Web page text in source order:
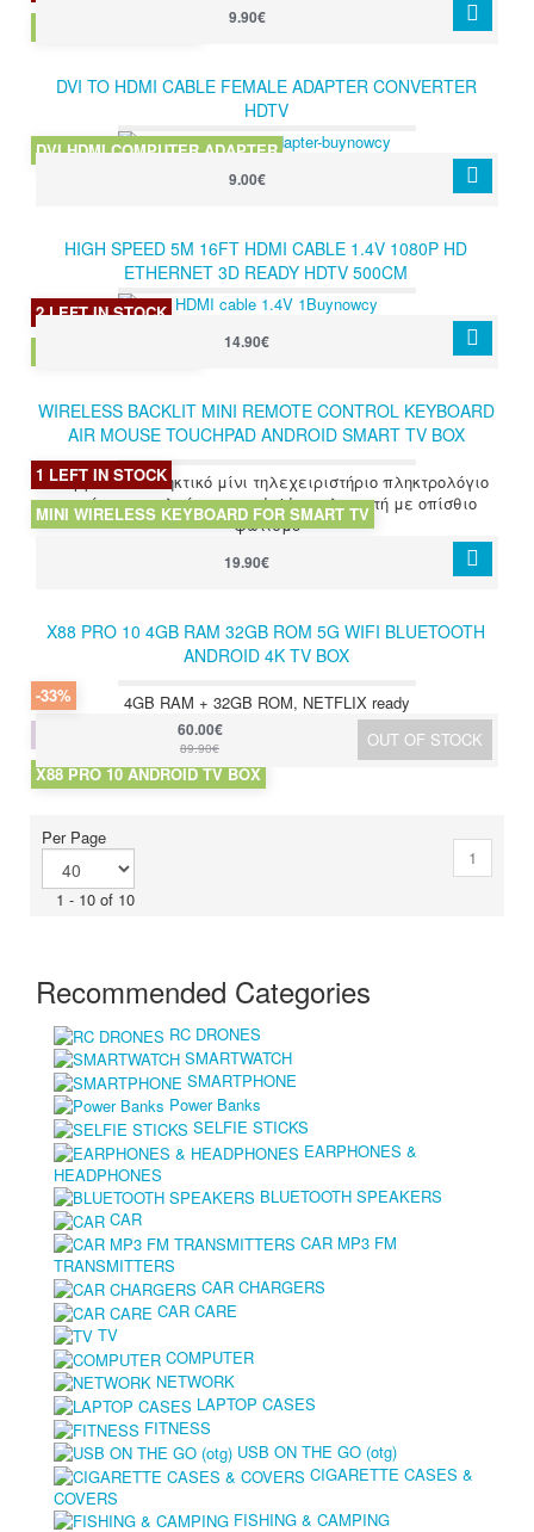
9.90€
DVI TO HDMI CABLE FEMALE ADAPTER CONVERTER
HDTV
DVI HDMI COMPUTER ADAPTER
9.00€
HIGH SPEED 5M 16FT HDMI CABLE 1.4V 1080P HD
ETHERNET 3D READY HDTV 500CM
2 LEFT IN STOCK
14.90€
WIRELESS BACKLIT MINI REMOTE CONTROL KEYBOARD
AIR MOUSE TOUCHPAD ANDROID SMART TV BOX
Ασύρματο εκπληκτικό μίνι τηλεχειριστήριο πληκτρολόγιο
ποντίκι για τηλεόραση, android, υπολογιστή με οπίσθιο
φωτισμό
1 LEFT IN STOCK
MINI WIRELESS KEYBOARD FOR SMART TV
19.90€
X88 PRO 10 4GB RAM 32GB ROM 5G WIFI BLUETOOTH
ANDROID 4K TV BOX
4GB RAM + 32GB ROM, NETFLIX ready
-33%
X88 PRO 10 ANDROID TV BOX
OUT OF STOCK
60.00€
89.90€
Per Page
1 - 10 of 10
1
Recommended Categories
RC DRONES
SMARTWATCH
SMARTPHONE
Power Banks
SELFIE STICKS
EARPHONES &
HEADPHONES
BLUETOOTH SPEAKERS
CAR
CAR MP3 FM
TRANSMITTERS
CAR CHARGERS
CAR CARE
TV
COMPUTER
NETWORK
LAPTOP CASES
FITNESS
USB ON THE GO (otg)
CIGARETTE CASES &
COVERS
FISHING & CAMPING